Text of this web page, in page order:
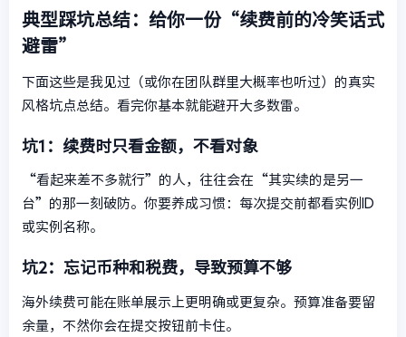
典型踩坑总结：给你一份“续费前的冷笑话式
避雷”
下面这些是我见过（或你在团队群里大概率也听过）的真实
风格坑点总结。看完你基本就能避开大多数雷。
坑1：续费时只看金额，不看对象
“看起来差不多就行”的人，往往会在“其实续的是另一
台”的那一刻破防。你要养成习惯：每次提交前都看实例ID
或实例名称。
坑2：忘记币种和税费，导致预算不够
海外续费可能在账单展示上更明确或更复杂。预算准备要留
余量，不然你会在提交按钮前卡住。